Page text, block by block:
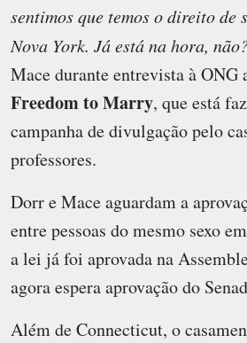
sentimos que temos o direito de
Nova York. Já está na hora,
Mace durante entrevista à ONG
Freedom to Marry, que está
campanha de divulgação pelo
professores.
Dorr e Mace aguardam a
entre pessoas do mesmo sexo
a lei já foi aprovada na
agora espera aprovação do
Além de Connecticut, o